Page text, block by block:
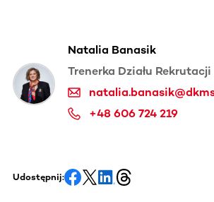
Natalia Banasik
Trenerka Działu
+48 606 724 219
Udostępnij: